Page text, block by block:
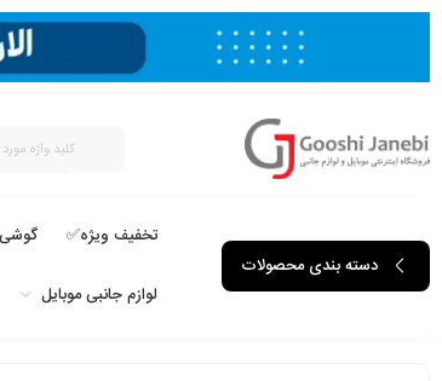
دسته بندی محصولات
تخفیف ویژه✅
لوازم جانبی موبایل